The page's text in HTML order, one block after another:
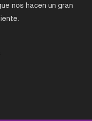
nos hacen un gran